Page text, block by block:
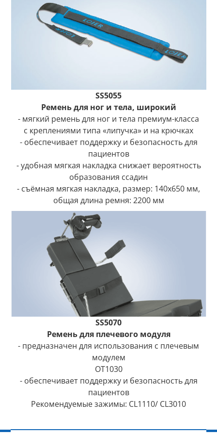
SS5055
Ремень для ног и тела, широкий
- мягкий ремень для ног и тела премиум-класса
с креплениями типа «липучка» и на крючках
- обеспечивает поддержку и безопасность для
пациентов
- удобная мягкая накладка снижает вероятность
образования ссадин
- съёмная мягкая накладка, размер: 140x650 мм,
общая длина ремня: 2200 мм
SS5070
Ремень для плечевого модуля
- предназначен для использования с плечевым
модулем
OT1030
- обеспечивает поддержку и безопасность для
пациентов
Рекомендуемые зажимы: CL1110/ CL3010